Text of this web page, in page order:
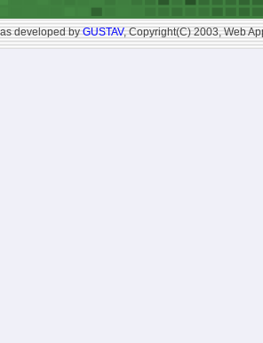
developed byGUSTAV, Copyright(C) 2003, Web